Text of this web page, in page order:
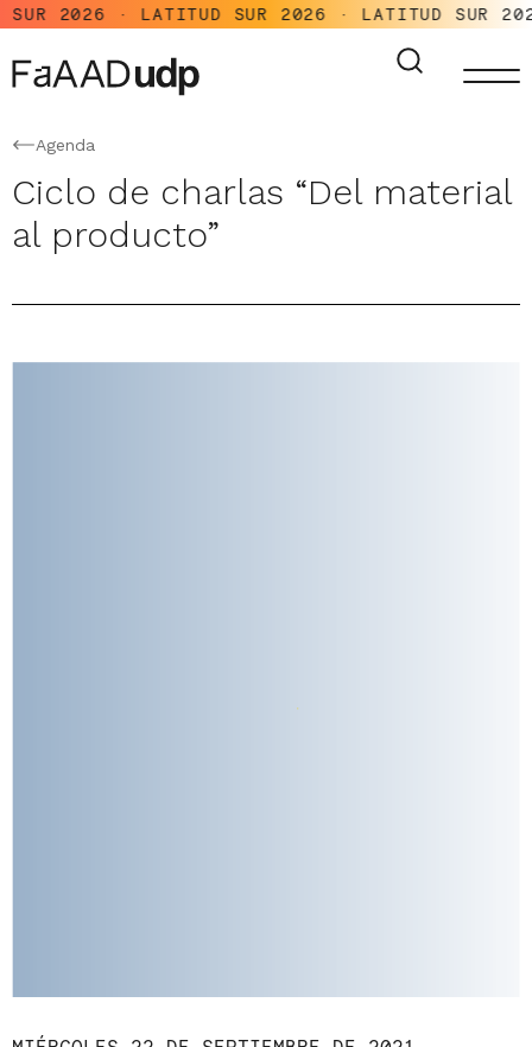
SUR 2026 · LATITUD SUR 2026 · LATITUD SUR
Agenda
Ciclo de charlas “Del material
al producto”